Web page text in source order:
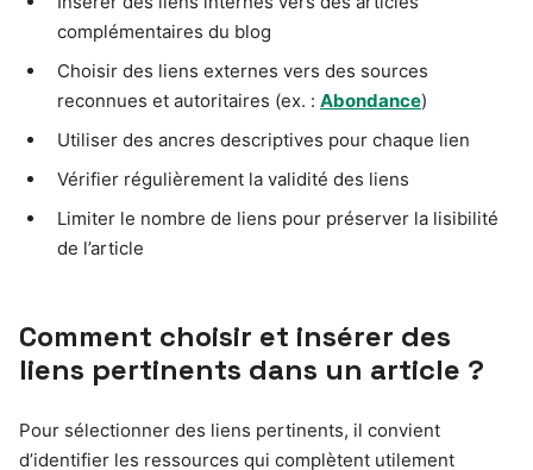
complémentaires du blog
Choisir des liens externes vers des sources
reconnues et autoritaires (ex. : Abondance)
Utiliser des ancres descriptives pour chaque lien
Vérifier régulièrement la validité des liens
Limiter le nombre de liens pour préserver la lisibilité
de l’article
Comment choisir et insérer des
liens pertinents dans un article ?
Pour sélectionner des liens pertinents, il convient
d’identifier les ressources qui complètent utilement